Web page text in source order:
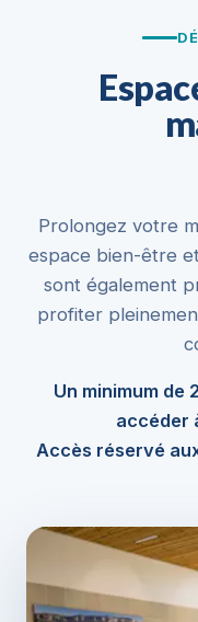
Prolongez votre
espace bien-être
sont également
profiter
Un minimum de
accéder
Accès réservé